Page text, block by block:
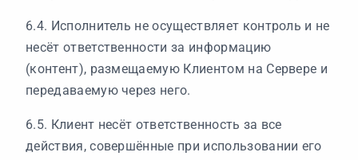
6.4. Исполнитель не осуществляет контроль и не
несёт ответственности за информацию
(контент), размещаемую Клиентом на Сервере и
передаваемую через него.
6.5. Клиент несёт ответственность за все
действия, совершённые при использовании его